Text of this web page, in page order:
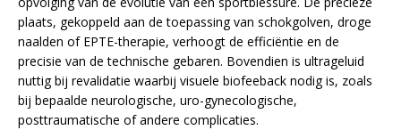
plaats, gekoppeld aan de toepassing van schokgolven, droge
naalden of EPTE-therapie, verhoogt de efficiëntie en de
precisie van de technische gebaren. Bovendien is ultrageluid
nuttig bij revalidatie waarbij visuele biofeeback nodig is, zoals
bij bepaalde neurologische, uro-gynecologische,
posttraumatische of andere complicaties.